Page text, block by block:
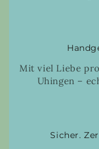
Mit viel Liebe
Uhingen –
Sicher.